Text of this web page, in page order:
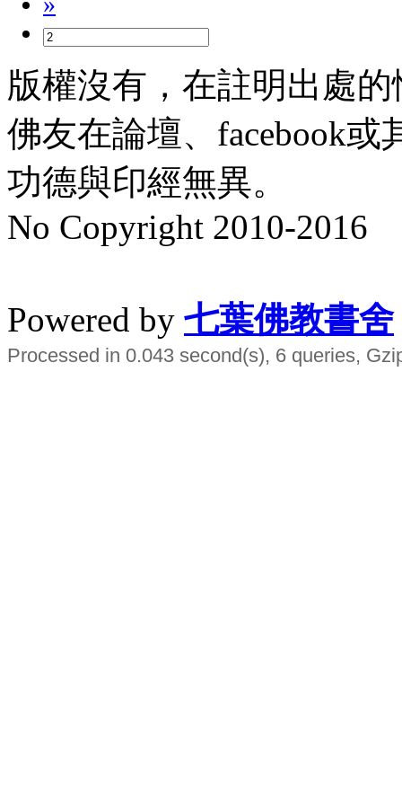
版權沒有，在註明出處
佛友在論壇、facebook
功德與印經無異。
No Copyright 2010-2016
Powered by 七葉佛教書舍
Processed in 0.043 second(s), 6 queries,